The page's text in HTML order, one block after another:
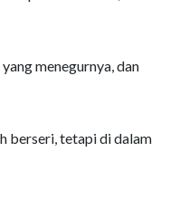
menegurnya, dan
berseri, tetapi di dalam